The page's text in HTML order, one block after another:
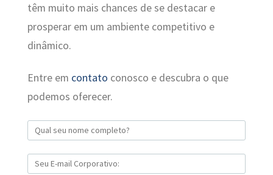
têm muito mais chances de se destacar e
prosperar em um ambiente competitivo e
dinâmico.
Entre em contato conosco e descubra o que
podemos oferecer.